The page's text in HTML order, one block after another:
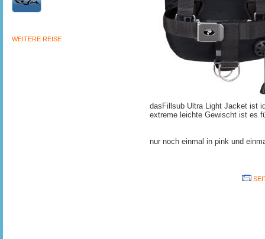
WEITERE REISE
dasFillsub Ultra Light Jacket ist
extreme leichte Gewischt ist es
nur noch einmal in pink und